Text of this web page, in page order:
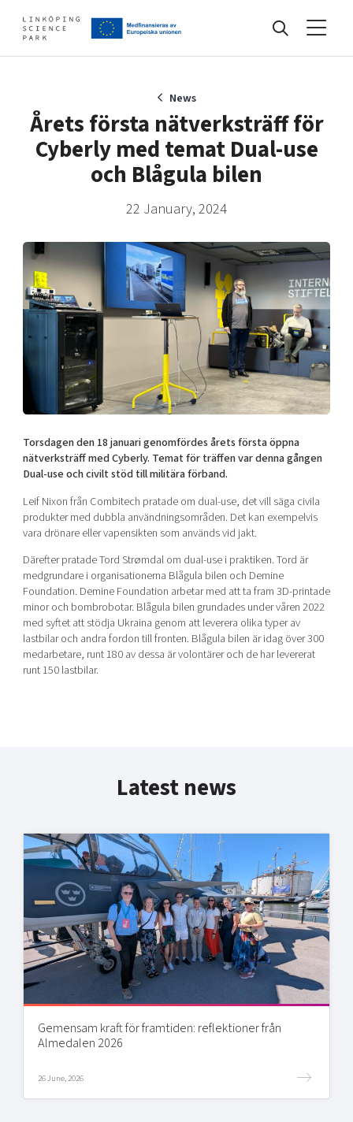
Find your network
Cybersecurity
Internet of Things
Manufacturing industries
Global talent
Visual technologies
Shaping cities and regions
East Sweden Tech Women
Reversed mentorship
Current offers and activities
Develop your company
Upgrade your skills & master new ones
Tech startups
Upscaling
Talent & skills
Startup & industry collaboration
Offers to boost your business
Funding opportunities
About
Our story, mission & vision
Our community of companies
Projects
Publications
Project toolbox
Our clusters
Reach out to us
Locations
40 years anniversary
Today's lunch in Mjärdevi
News
Årets första nätverksträff för
Cyberly med temat Dual-use
och Blågula bilen
22 January, 2024
Torsdagen den 18 januari genomfördes årets första öppna
nätverksträff med Cyberly. Temat för träffen var denna gången
Dual-use och civilt stöd till militära förband.
Leif Nixon från Combitech pratade om dual-use, det vill säga civila
produkter med dubbla användningsområden. Det kan exempelvis
vara drönare eller vapensikten som används vid jakt.
Därefter pratade Tord Strømdal om dual-use i praktiken. Tord är
medgrundare i organisationerna Blågula bilen och Demine
Foundation. Demine Foundation arbetar med att ta fram 3D-printade
minor och bombrobotar. Blågula bilen grundades under våren 2022
med syftet att stödja Ukraina genom att leverera olika typer av
lastbilar och andra fordon till fronten. Blågula bilen är idag över 300
medarbetare, runt 180 av dessa är volontärer och de har levererat
runt 150 lastbilar.
Latest news
Gemensam kraft för framtiden: reflektioner från
Almedalen 2026
26 June, 2026